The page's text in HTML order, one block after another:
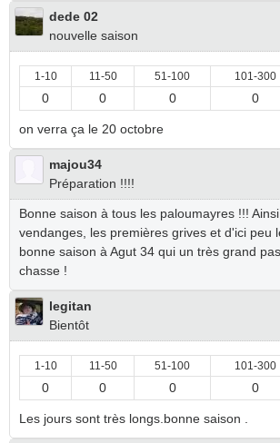
dede 02
nouvelle saison
1-10 11-50 51-100 101-300
0 0 0 0
on verra ça le 20 octobre
majou34
Préparation !!!!
Bonne saison à tous les paloumayres !!!
vendanges, les premières grives et d'ici peu
bonne saison à Agut 34 qui un très grand
chasse !
legitan
Bientôt
1-10 11-50 51-100 101-300
0 0 0 0
Les jours sont très longs.bonne saison .